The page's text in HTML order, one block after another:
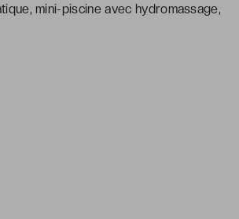
mini-piscine avec hydromassage,